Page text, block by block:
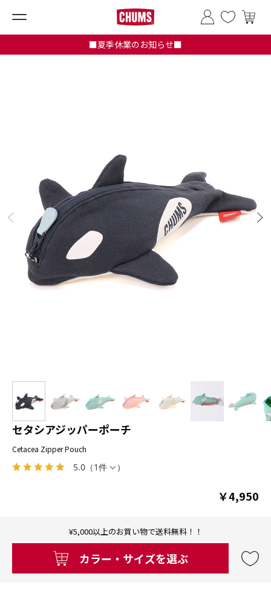
■夏季休業のお知らせ■
5.0 （1件 ）
セタシアジッパーポーチ
Cetacea Zipper Pouch
￥4,950
¥5,000以上のお買い物で送料無料！！
カラー・サイズを選ぶ